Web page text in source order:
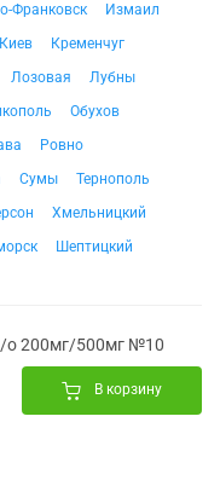
Франковск
Измаил
Киев
Кременчуг
Лозовая
Лубны
Обухов
Ровно
Сумы
Тернополь
Хмельницкий
Шептицкий
200мг/500мг №10
В корзину